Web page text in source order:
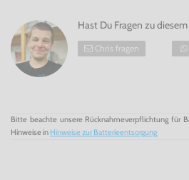
Hast Du Fragen zu
Chris fragen
Bitte beachte unsere Rücknahmeverpflichtung für
Hinweise in Hinweise zur Batterieentsorgung